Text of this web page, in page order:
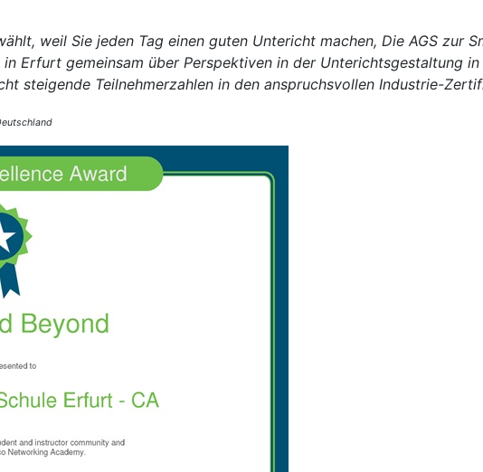
weil Sie jeden Tag einen guten Untericht machen, Die AGS zur
Erfurt gemeinsam über Perspektiven in der Unterichtsgestaltung
steigende Teilnehmerzahlen in den anspruchsvollen Industrie-